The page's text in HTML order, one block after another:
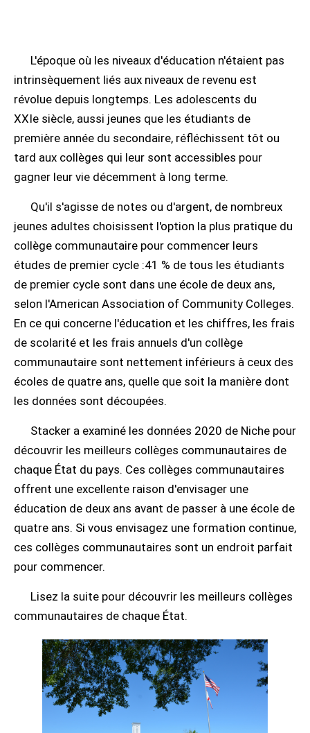
L'époque où les niveaux d'éducation n'étaient pas
intrinsèquement liés aux niveaux de revenu est
révolue depuis longtemps. Les adolescents du
XXIe siècle, aussi jeunes que les étudiants de
première année du secondaire, réfléchissent tôt ou
tard aux collèges qui leur sont accessibles pour
gagner leur vie décemment à long terme.
Qu'il s'agisse de notes ou d'argent, de nombreux
jeunes adultes choisissent l'option la plus pratique du
collège communautaire pour commencer leurs
études de premier cycle :41 % de tous les étudiants
de premier cycle sont dans une école de deux ans,
selon l'American Association of Community Colleges.
En ce qui concerne l'éducation et les chiffres, les frais
de scolarité et les frais annuels d'un collège
communautaire sont nettement inférieurs à ceux des
écoles de quatre ans, quelle que soit la manière dont
les données sont découpées.
Stacker a examiné les données 2020 de Niche pour
découvrir les meilleurs collèges communautaires de
chaque État du pays. Ces collèges communautaires
offrent une excellente raison d'envisager une
éducation de deux ans avant de passer à une école de
quatre ans. Si vous envisagez une formation continue,
ces collèges communautaires sont un endroit parfait
pour commencer.
Lisez la suite pour découvrir les meilleurs collèges
communautaires de chaque État.